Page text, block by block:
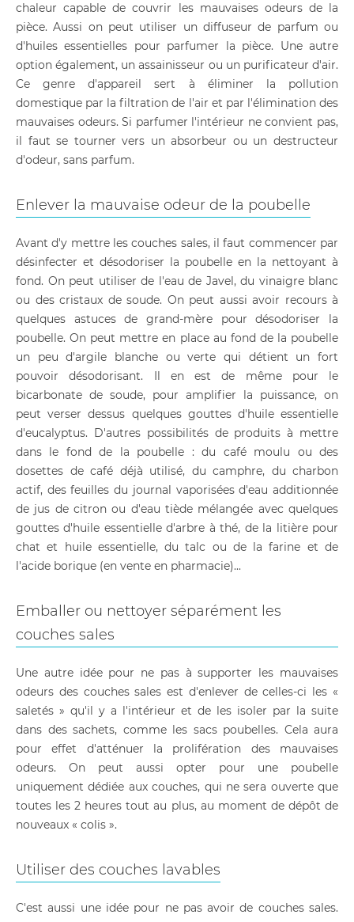
chaleur capable de couvrir les mauvaises odeurs de la
pièce. Aussi on peut utiliser un diffuseur de parfum ou
d'huiles essentielles pour parfumer la pièce. Une autre
option également, un assainisseur ou un purificateur d'air.
Ce genre d'appareil sert à éliminer la pollution
domestique par la filtration de l'air et par l'élimination des
mauvaises odeurs. Si parfumer l'intérieur ne convient pas,
il faut se tourner vers un absorbeur ou un destructeur
d'odeur, sans parfum.
Enlever la mauvaise odeur de la poubelle
Avant d'y mettre les couches sales, il faut commencer par
désinfecter et désodoriser la poubelle en la nettoyant à
fond. On peut utiliser de l'eau de Javel, du vinaigre blanc
ou des cristaux de soude. On peut aussi avoir recours à
quelques astuces de grand-mère pour désodoriser la
poubelle. On peut mettre en place au fond de la poubelle
un peu d'argile blanche ou verte qui détient un fort
pouvoir désodorisant. Il en est de même pour le
bicarbonate de soude, pour amplifier la puissance, on
peut verser dessus quelques gouttes d'huile essentielle
d'eucalyptus. D'autres possibilités de produits à mettre
dans le fond de la poubelle : du café moulu ou des
dosettes de café déjà utilisé, du camphre, du charbon
actif, des feuilles du journal vaporisées d'eau additionnée
de jus de citron ou d'eau tiède mélangée avec quelques
gouttes d'huile essentielle d'arbre à thé, de la litière pour
chat et huile essentielle, du talc ou de la farine et de
l'acide borique (en vente en pharmacie)...
Emballer ou nettoyer séparément les
couches sales
Une autre idée pour ne pas à supporter les mauvaises
odeurs des couches sales est d'enlever de celles-ci les «
saletés » qu'il y a l'intérieur et de les isoler par la suite
dans des sachets, comme les sacs poubelles. Cela aura
pour effet d'atténuer la prolifération des mauvaises
odeurs. On peut aussi opter pour une poubelle
uniquement dédiée aux couches, qui ne sera ouverte que
toutes les 2 heures tout au plus, au moment de dépôt de
nouveaux « colis ».
Utiliser des couches lavables
C'est aussi une idée pour ne pas avoir de couches sales.